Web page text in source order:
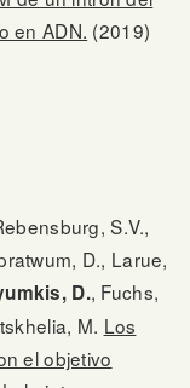
en ADN. (2019)
S.V.,
D., Larue,
D., Fuchs,
M. Los
el objetivo